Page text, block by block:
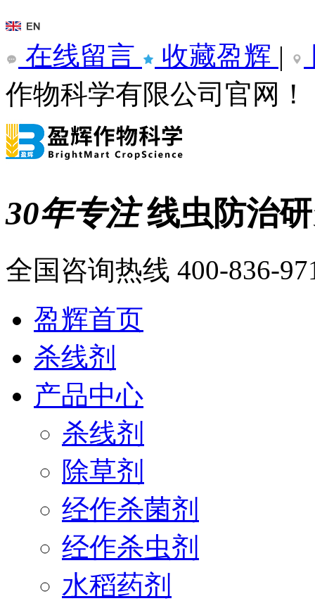
在线留言 收藏盈辉 |
作物科学有限公司官网！
30年专注线虫防治
全国咨询热线 400-836-
盈辉首页
杀线剂
产品中心
杀线剂
除草剂
经作杀菌剂
经作杀虫剂
水稻药剂